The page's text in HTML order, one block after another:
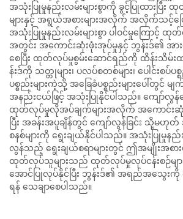
အသုံးပြုမှုနည်းလမ်းများစွာကို ခွင့်ပြုထားပြီ
များနှင့် အရွယ်အစားများအလိုက် အလိုက်သင့်ပြ
အသုံးပြုမှုနည်းလမ်းများစွာ ပါဝင်မှုကြောင့်
အတွင်း အကောင်းဆုံးဖုံးအုပ်မှုနှင့် ဘွန်းဒ်၏ အာ
စေပြီး ထုတ်လုပ်မှုစွမ်းဆောင်ရည်ကို ထိန်းသိမ်
န်းဒ်ကို သတ္တုများ၊ ပလပ်စတစ်များ၊ ပေါင်းစပ်ပ
ပစ္စည်းများကဲ့သို့ အခြေခံပစ္စည်းများပေါ်တွင် မျ
အနည်းငယ်ဖြင့် အသုံးပြုနိုင်ပါသည်။ ကျော်လွ
ထုတ်လုပ်မှုလိုအပ်ချက်များအလိုက် အကောင်းဆုံး
ပြီး အခန်းအပူချိန်တွင် ကျော်လွန်ခြင်း သို့မဟု
စနစ်များကို ရွေးချယ်နိုင်ပါသည်။ အသုံးပြုမှုနည်း
လွန်သည့် ရွေးချယ်စရာများတွင် ဤအမျိုးအစားမျ
ထုတ်လုပ်သူများသည် ထုတ်လုပ်မှုလုပ်ငန်းစဉ်မျာ
အောင်ပြုလုပ်နိုင်ပြီး ဘွန်းဒ်၏ အရည်အသွေးကို
ရန် သေချာစေပါသည်။